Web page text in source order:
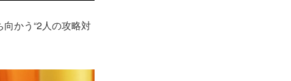
かう“2人の攻略対